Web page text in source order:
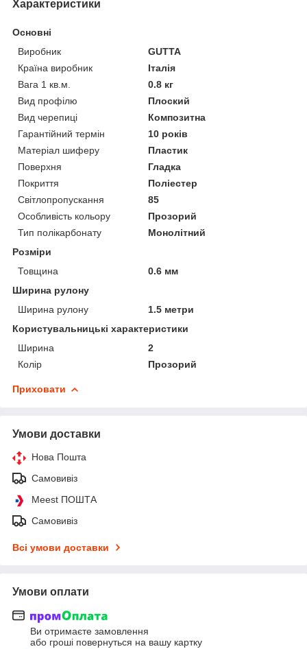
Характеристики
Основні
Виробник
GUTTA
Країна виробник
Італія
Вага 1 кв.м.
0.8 кг
Вид профілю
Плоский
Вид черепиці
Композитна
Гарантійний термін
10 років
Матеріал шиферу
Пластик
Поверхня
Гладка
Покриття
Поліестер
Світлопропускання
85
Особливість кольору
Прозорий
Тип полікарбонату
Монолітний
Розміри
Товщина
0.6 мм
Ширина рулону
Ширина рулону
1.5 метри
Користувальницькі характеристики
Ширина
2
Колір
Прозорий
Приховати
Умови доставки
Нова Пошта
Самовивіз
Meest ПОШТА
Самовивіз
Всі умови доставки
Умови оплати
Ви отримаєте замовлення
або гроші повернуться на вашу картку